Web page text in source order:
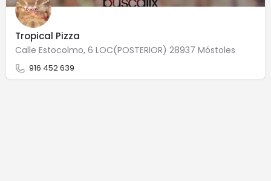
Tropical Pizza
Calle Estocolmo, 6 LOC(POSTERIOR) 28937 Móstoles
916 452 639